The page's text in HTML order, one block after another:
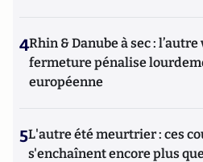
4Rhin & Danube à sec :
fermeture pénalise
européenne
5L'autre été meurtrier : ces
s'enchaînent encore plus